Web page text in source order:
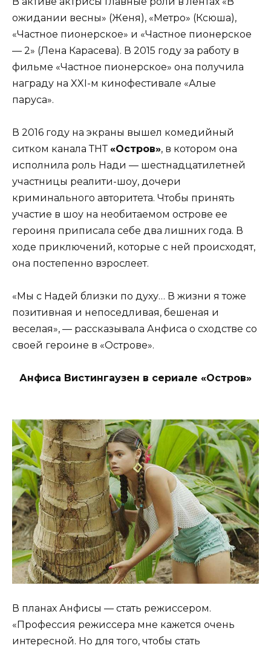
ожидании весны» (Женя), «Метро» (Ксюша),
«Частное пионерское» и «Частное пионерское
— 2» (Лена Карасева). В 2015 году за работу в
фильме «Частное пионерское» она получила
награду на XXI-м кинофестивале «Алые
паруса».
В 2016 году на экраны вышел комедийный
ситком канала ТНТ «Остров», в котором она
исполнила роль Нади — шестнадцатилетней
участницы реалити-шоу, дочери
криминального авторитета. Чтобы принять
участие в шоу на необитаемом острове ее
героиня приписала себе два лишних года. В
ходе приключений, которые с ней происходят,
она постепенно взрослеет.
«Мы с Надей близки по духу… В жизни я тоже
позитивная и непоседливая, бешеная и
веселая», — рассказывала Анфиса о сходстве со
своей героине в «Острове».
Анфиса Вистингаузен в сериале «Остров»
В планах Анфисы — стать режиссером.
«Профессия режиссера мне кажется очень
интересной. Но для того, чтобы стать